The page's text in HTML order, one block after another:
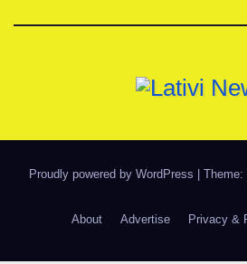
Proudly powered by WordPress Theme:
About Advertise Privacy &